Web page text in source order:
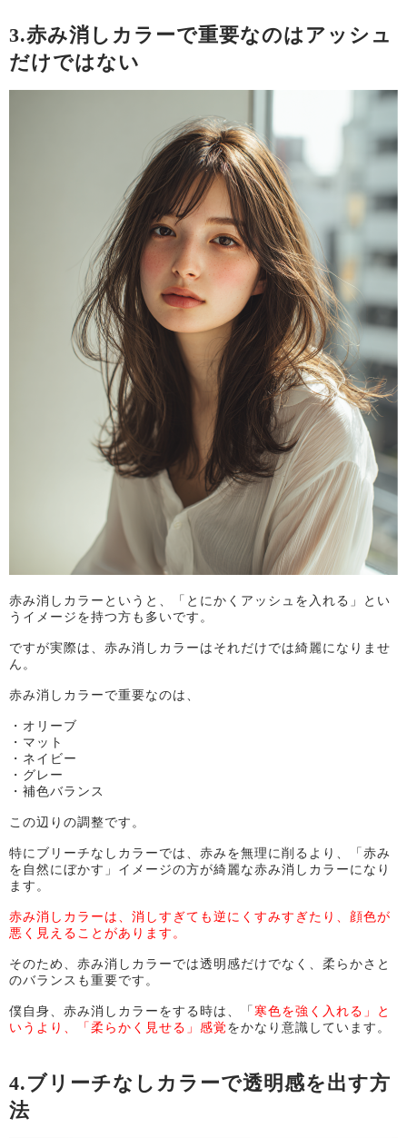
3.赤み消しカラーで重要なのはアッシュ
だけではない
赤み消しカラーというと、「とにかくアッシュを入れる」とい
うイメージを持つ方も多いです。
ですが実際は、赤み消しカラーはそれだけでは綺麗になりませ
ん。
赤み消しカラーで重要なのは、
・オリーブ
・マット
・ネイビー
・グレー
・補色バランス
この辺りの調整です。
特にブリーチなしカラーでは、赤みを無理に削るより、「赤み
を自然にぼかす」イメージの方が綺麗な赤み消しカラーになり
ます。
赤み消しカラーは、消しすぎても逆にくすみすぎたり、顔色が
悪く見えることがあります。
そのため、赤み消しカラーでは透明感だけでなく、柔らかさと
のバランスも重要です。
僕自身、赤み消しカラーをする時は、 「 寒色を強く入れる」と
いうより、「柔らかく見せる」感覚 をかなり意識しています。
4.ブリーチなしカラーで透明感を出す方
法